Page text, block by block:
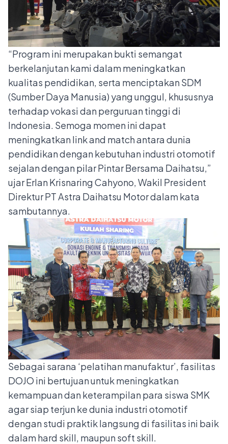
“Program ini merupakan bukti semangat
berkelanjutan kami dalam meningkatkan
kualitas pendidikan, serta menciptakan SDM
(Sumber Daya Manusia) yang unggul, khususnya
terhadap vokasi dan perguruan tinggi di
Indonesia. Semoga momen ini dapat
meningkatkan link and match antara dunia
pendidikan dengan kebutuhan industri otomotif
sejalan dengan pilar Pintar Bersama Daihatsu,”
ujar Erlan Krisnaring Cahyono, Wakil President
Direktur PT Astra Daihatsu Motor dalam kata
sambutannya.
Sebagai sarana ‘pelatihan manufaktur’, fasilitas
DOJO ini bertujuan untuk meningkatkan
kemampuan dan keterampilan para siswa SMK
agar siap terjun ke dunia industri otomotif
dengan studi praktik langsung di fasilitas ini baik
dalam hard skill, maupun soft skill.